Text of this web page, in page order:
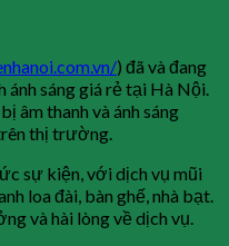
) đã và đang
ánh sáng giá rẻ tại Hà Nội.
âm thanh và ánh sáng
thị trường.
sự kiện, với dịch vụ mũi
loa đài, bàn ghế, nhà bạt.
và hài lòng về dịch vụ.